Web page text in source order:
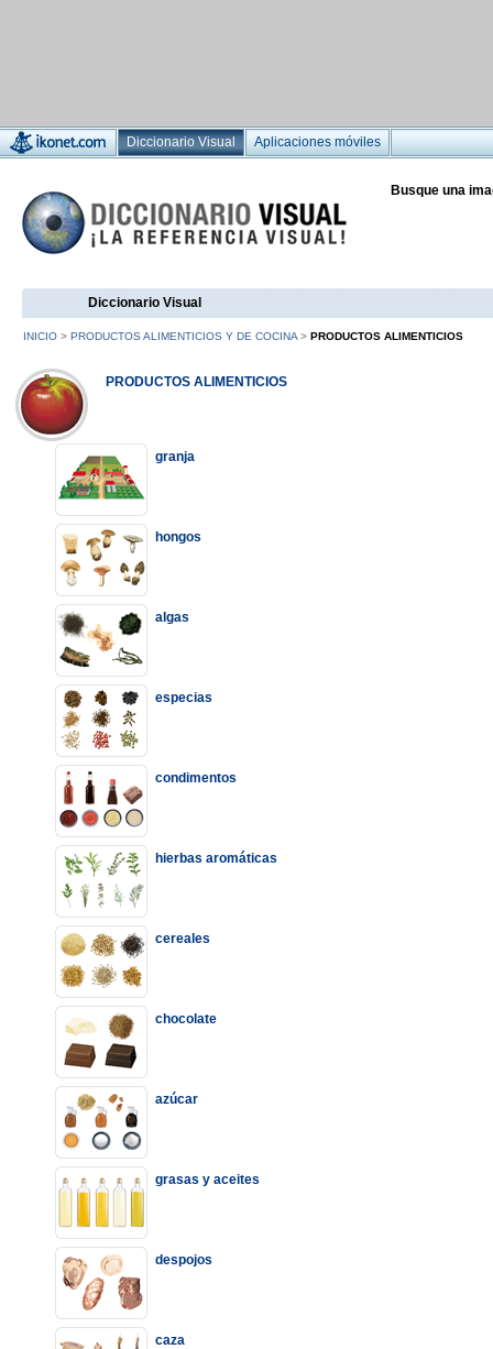
Diccionario Visual Aplicaciones móviles
Busque una
Diccionario Visual
INICIO > PRODUCTOS ALIMENTICIOS Y DE COCINA > PRODUCTOS ALIMENTICIOS
PRODUCTOS ALIMENTICIOS
granja
hongos
algas
especias
condimentos
hierbas aromáticas
cereales
chocolate
azúcar
grasas y aceites
despojos
caza